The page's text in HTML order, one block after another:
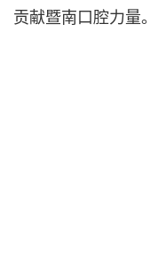
贡献暨南口腔力量。